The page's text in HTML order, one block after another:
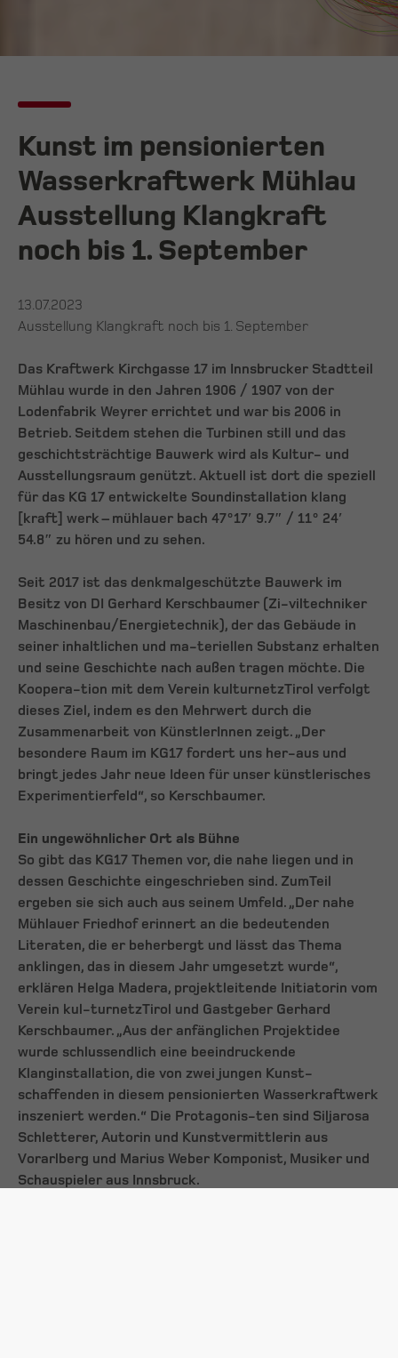
Kunst im pensionierten
Wasserkraftwerk Mühlau
Ausstellung Klangkraft
noch bis 1. September
13.07.2023
Ausstellung Klangkraft noch bis 1. September
Das Kraftwerk Kirchgasse 17 im Innsbrucker Stadtteil
Mühlau wurde in den Jahren 1906 / 1907 von der
Lodenfabrik Weyrer errichtet und war bis 2006 in
Betrieb. Seitdem stehen die Turbinen still und das
geschichtsträchtige Bauwerk wird als Kultur- und
Ausstellungsraum genützt. Aktuell ist dort die speziell
für das KG 17 entwickelte Soundinstallation klang
[kraft] werk – mühlauer bach 47°17′ 9.7″ / 11° 24′
54.8″ zu hören und zu sehen.
Seit 2017 ist das denkmalgeschützte Bauwerk im
Besitz von DI Gerhard Kerschbaumer (Zi-viltechniker
Maschinenbau/Energietechnik), der das Gebäude in
seiner inhaltlichen und ma-teriellen Substanz erhalten
und seine Geschichte nach außen tragen möchte. Die
Koopera-tion mit dem Verein kulturnetzTirol verfolgt
dieses Ziel, indem es den Mehrwert durch die
Zusammenarbeit von KünstlerInnen zeigt. „Der
besondere Raum im KG17 fordert uns her-aus und
bringt jedes Jahr neue Ideen für unser künstlerisches
Experimentierfeld“, so Kerschbaumer.
Ein ungewöhnlicher Ort als Bühne
So gibt das KG17 Themen vor, die nahe liegen und in
dessen Geschichte eingeschrieben sind. ZumTeil
ergeben sie sich auch aus seinem Umfeld. „Der nahe
Mühlauer Friedhof erinnert an die bedeutenden
Literaten, die er beherbergt und lässt das Thema
anklingen, das in diesem Jahr umgesetzt wurde“,
erklären Helga Madera, projektleitende Initiatorin vom
Verein kul-turnetzTirol und Gastgeber Gerhard
Kerschbaumer. „Aus der anfänglichen Projektidee
wurde schlussendlich eine beeindruckende
Klanginstallation, die von zwei jungen Kunst-
schaffenden in diesem pensionierten Wasserkraftwerk
inszeniert werden.“ Die Protagonis-ten sind Siljarosa
Schletterer, Autorin und Kunstvermittlerin aus
Vorarlberg und Marius Weber Komponist, Musiker und
Schauspieler aus Innsbruck.